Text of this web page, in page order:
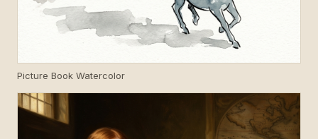
Picture Book Watercolor